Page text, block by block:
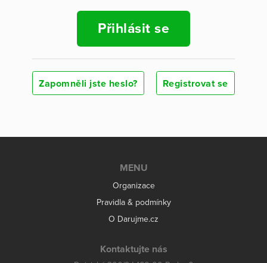
Přihlásit se
Zapomněli jste heslo? Registrovat se
MENU
Organizace
Pravidla & podmínky
O Darujme.cz
Kontaktujte nás